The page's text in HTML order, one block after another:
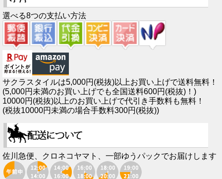
選べる8つの支払い方法
サクラスタイルは5,000円(税抜)以上お買い上げで送料無料！
(5,000円未満のお買い上げでも全国送料600円(税抜)！)
10000円(税抜)以上のお買い上げで代引き手数料も無料！
(税抜10000円未満の場合手数料300円(税抜))
佐川急便、クロネコヤマト、一部ゆうパックでお届けします